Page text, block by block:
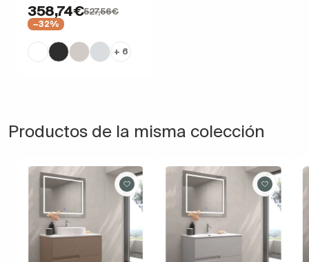
358,74€527,56€
−32%
+ 6
Productos de la misma colección